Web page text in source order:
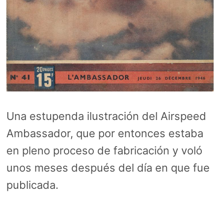
Una estupenda ilustración del Airspeed
Ambassador, que por entonces estaba
en pleno proceso de fabricación y voló
unos meses después del día en que fue
publicada.